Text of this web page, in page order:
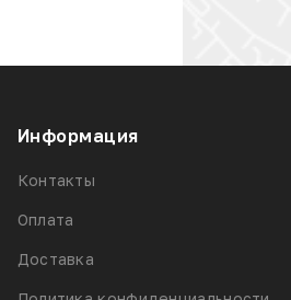
Информация
Контакты
Оплата
Доставка